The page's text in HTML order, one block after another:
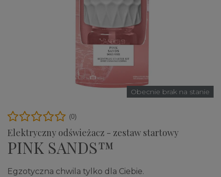
Obecnie brak na stanie
Elektryczny odświeżacz - zestaw startowy
PINK SANDS™
(0)
Egzotyczna chwila tylko dla Ciebie.